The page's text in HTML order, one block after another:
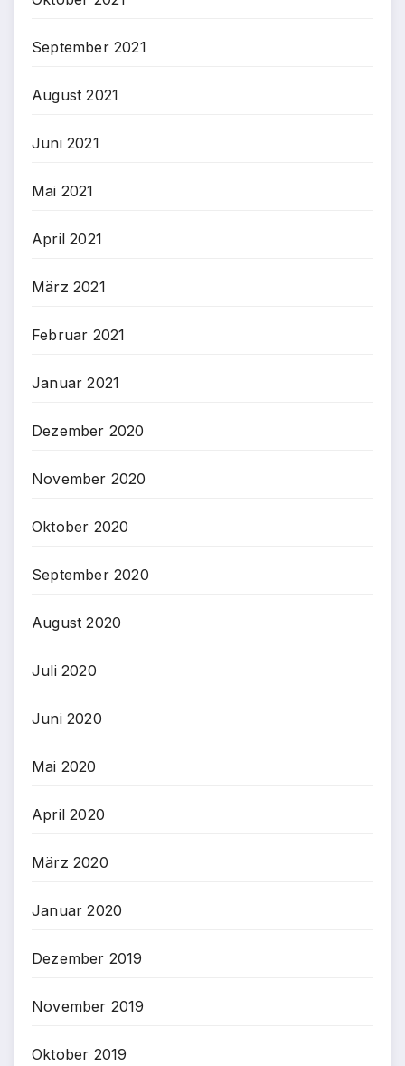
September 2021
August 2021
Juni 2021
Mai 2021
April 2021
März 2021
Februar 2021
Januar 2021
Dezember 2020
November 2020
Oktober 2020
September 2020
August 2020
Juli 2020
Juni 2020
Mai 2020
April 2020
März 2020
Januar 2020
Dezember 2019
November 2019
Oktober 2019